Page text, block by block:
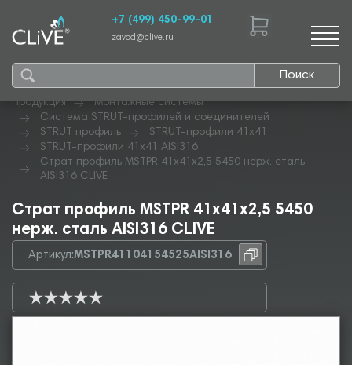
Поиск
+7 (499) 450-99-01
zavod@clive.ru
Продукция
Монтажные системы
Система STRUT-профилей и соединителей
STRUT профиль
STRUT-профили 41х41
STRUT-профили 41х41 AISI316
Страт профиль MSTPR 41х41х2,5 5450 нерж. сталь
AISI316 CLIVE
Страт профиль MSTPR 41х41х2,5 5450
нерж. сталь AISI316 CLIVE
Артикул:MSTPR41104154525AISI316